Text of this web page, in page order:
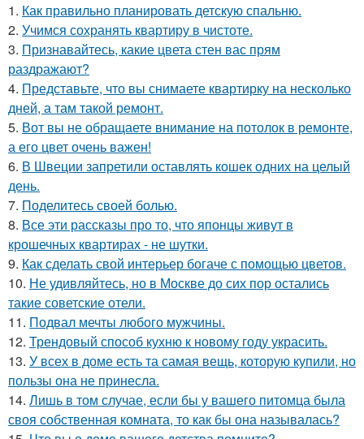
1. Как правильно планировать детскую спальню.
2. Учимся сохранять квартиру в чистоте.
3. Признавайтесь, какие цвета стен вас прям
раздражают?
4. Представьте, что вы снимаете квартирку на несколько
дней, а там такой ремонт.
5. Вот вы не обращаете внимание на потолок в ремонте,
а его цвет очень важен!
6. В Швеции запретили оставлять кошек одних на целый
день.
7. Поделитесь своей болью.
8. Все эти рассказы про то, что японцы живут в
крошечных квартирах - не шутки.
9. Как сделать свой интерьер богаче с помощью цветов.
10. Не удивляйтесь, но в Москве до сих пор остались
такие советские отели.
11. Подвал мечты любого мужчины.
12. Трендовый способ кухню к новому году украсить.
13. У всех в доме есть та самая вещь, которую купили, но
пользы она не принесла.
14. Лишь в том случае, если бы у вашего питомца была
своя собственная комната, то как бы она называлась?